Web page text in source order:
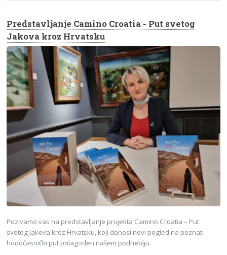
Predstavljanje Camino Croatia - Put svetog
Jakova kroz Hrvatsku
Pozivamo vas na predstavljanje projekta Camino Croatia – Put
svetog Jakova kroz Hrvatsku, koji donosi novi pogled na poznati
hodočasnički put prilagođen našem podneblju.